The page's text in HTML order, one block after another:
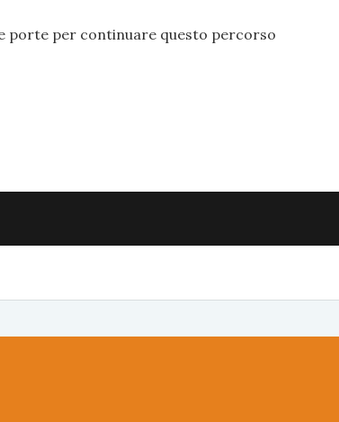
porte per continuare questo percorso